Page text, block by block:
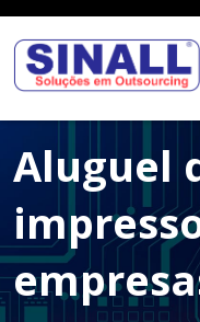
LOCAÇÃO DE
LOCAÇÃO DE
TÉRMICAS
LOCAÇÃO DE
Aluguel